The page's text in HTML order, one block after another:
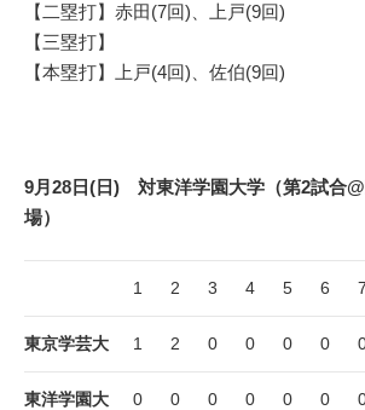
【二塁打】赤田(7回)、上戸(9回)
【三塁打】
【本塁打】上戸(4回)、佐伯(9回)
9月28日(日) 対東洋学園大学（第2試合
場）
1 2 3 4 5 6 7
東京学芸大 1 2 0 0 0 0
東洋学園大 0 0 0 0 0 0